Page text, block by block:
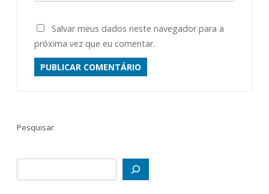
Salvar meus dados neste navegador para a
próxima vez que eu comentar.
Pesquisar